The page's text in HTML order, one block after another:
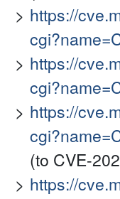
https://
https://
https://
(to CVE-
https://